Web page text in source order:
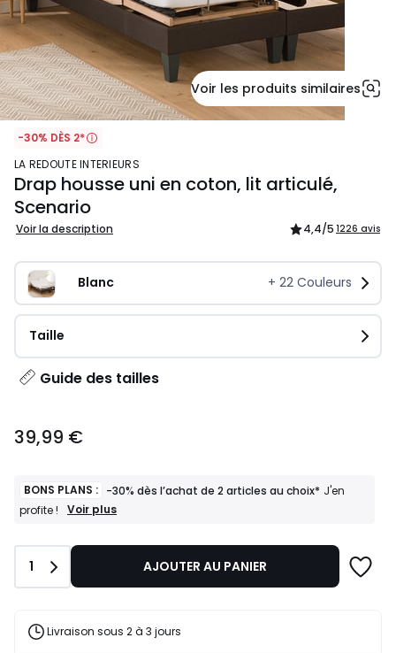
Voir les produits similaires
-30% DÈS 2*
LA REDOUTE INTERIEURS
Drap housse uni en coton, lit articulé,
Scenario
Voir la description 4,4/5 1226 avis
Blanc + 22 Couleurs
Taille
Guide des tailles
€.
39,99 €
BONS PLANS : -30% dès l’achat de 2 articles au choix* J'en
profite !
BONS
-30%
l’achat
articles
Voir plus
Quantité
1 AJOUTER AU PANIER
Livraison sous 2 à 3 jours